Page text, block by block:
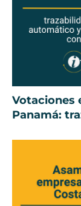
Votaciones
Panamá: